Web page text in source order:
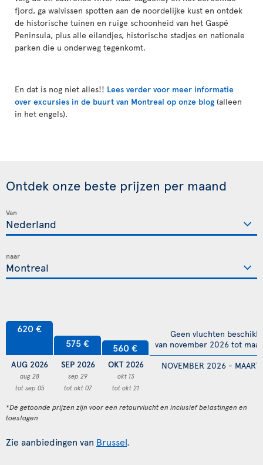
fjord, ga walvissen spotten aan de noordelijke kust en ontdek
de historische tuinen en ruige schoonheid van het Gaspé
Peninsula, plus alle eilandjes, historische stadjes en nationale
parken die u onderweg tegenkomt.
En dat is nog niet alles!! Lees verder voor meer informatie
over excursies in de buurt van Montreal op onze blog (alleen
in het engels).
Ontdek onze beste prijzen per maand
Van
naar
620 €
AUG 2026
aug 28
tot sep 05
575 €
SEP 2026
sep 29
tot okt 07
560 €
OKT 2026
okt 13
tot okt 21
NOVEMBER 2026 -
Geen vluchten
van november 2026 tot
*De getoonde prijzen zijn voor een retourvlucht en inclusief belastingen en
toeslagen
Zie aanbiedingen van Brussel.